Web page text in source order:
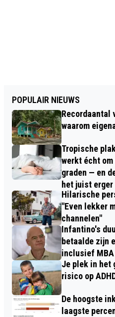
POPULAIR NIEUWS
Recordaantal
waarom
Tropische
werkt écht
graden — en
het juist erger
Hilarische
"Even lekker
channelen"
Infantino's
betaalde zijn
inclusief MBA
Je plek in het
risico op
De hoogste
laagste